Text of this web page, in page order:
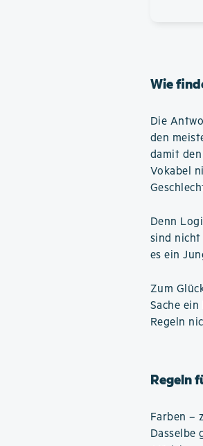
Wie
Die
den
damit
Vokabel
Denn
sind nicht
es ein
Zum
Sache
Regeln
Regeln
Farben –
Dasselbe